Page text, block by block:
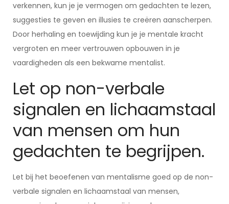
verkennen, kun je je vermogen om gedachten te lezen,
suggesties te geven en illusies te creëren aanscherpen.
Door herhaling en toewijding kun je je mentale kracht
vergroten en meer vertrouwen opbouwen in je
vaardigheden als een bekwame mentalist.
Let op non-verbale
signalen en lichaamstaal
van mensen om hun
gedachten te begrijpen.
Let bij het beoefenen van mentalisme goed op de non-
verbale signalen en lichaamstaal van mensen,